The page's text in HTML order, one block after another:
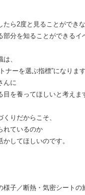
ら2度と見ることができな
分を知ることができるイ
、
ナーを選ぶ指標”になります
んに
を養ってほしいと考えま
りだからこそ、
れているのか
してほしいのです。
様子／断熱・気密シートの